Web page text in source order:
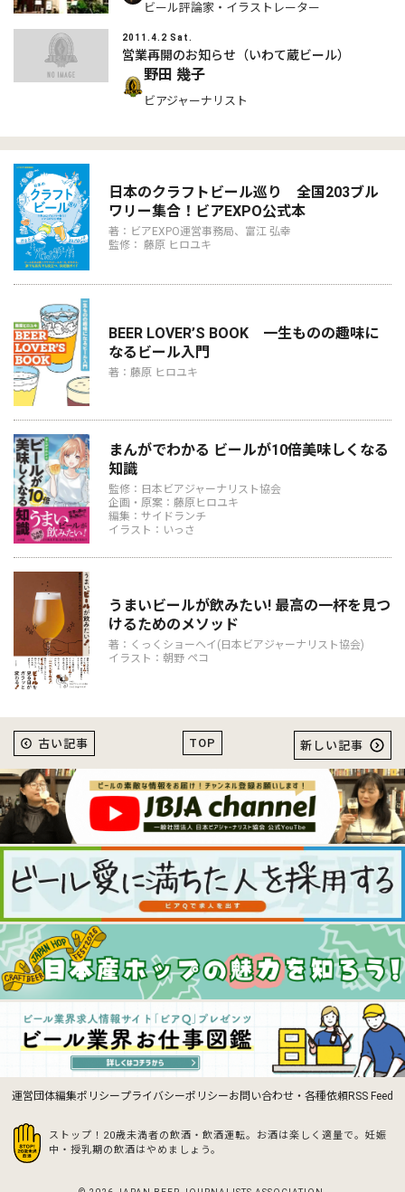
ビール評論家・イラストレーター
2011.4.2 Sat.
営業再開のお知らせ（いわて蔵ビール）
野田 幾子
ビアジャーナリスト
日本のクラフトビール巡り 全国203ブル
ワリー集合！ビアEXPO公式本
著：ビアEXPO運営事務局、富江 弘幸
監修： 藤原 ヒロユキ
BEER LOVER’S BOOK 一生ものの趣味に
なるビール入門
著：藤原 ヒロユキ
まんがでわかる ビールが10倍美味しくなる
知識
監修：日本ビアジャーナリスト協会
企画・原案：藤原ヒロユキ
編集：サイドランチ
イラスト：いっさ
うまいビールが飲みたい! 最高の一杯を見つ
けるためのメソッド
著：くっくショーヘイ(日本ビアジャーナリスト協会)
イラスト：朝野 ペコ
TOP
古い記事 新しい記事
運営団体編集ポリシープライバシーポリシーお問い合わせ・各種依頼RSS Feed
ストップ！20歳未満者の飲酒・飲酒運転。お酒は楽しく適量で。 妊娠
中・授乳期の飲酒はやめましょう。